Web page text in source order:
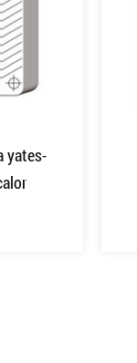
yates-